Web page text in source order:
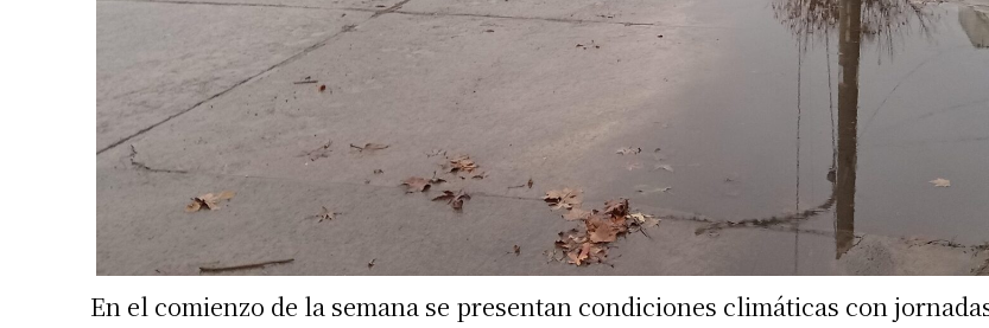
En el comienzo de la semana se presentan condiciones climáticas con